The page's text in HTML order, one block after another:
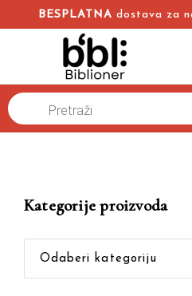
BESPLATNA dostava za
Naslovna
Products
search
Kategorije proizvoda
Odaberi kategoriju